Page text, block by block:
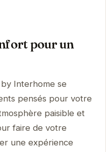
pour un
Interhome se
pensés pour votre
paisible et
faire de votre
une expérience